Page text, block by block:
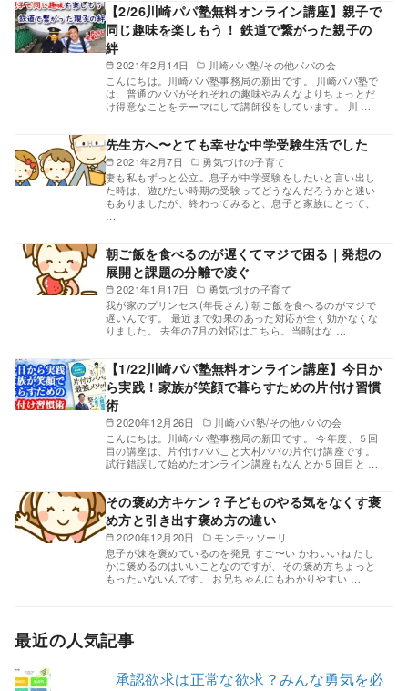
2021年2月14日 川崎パパ塾/その他パパの会
【2/26川崎パパ塾無料オンライン講座】親子で
同じ趣味を楽しもう！ 鉄道で繋がった親子の
絆
こんにちは。川崎パパ塾事務局の新田です。 川崎パパ塾で
は、普通のパパがそれぞれの趣味やみんなよりちょっとだ
け得意なことをテーマにして講師役をしています。 川 …
2021年2月7日 勇気づけの子育て
先生方へ〜とても幸せな中学受験生活でした
妻も私もずっと公立。息子が中学受験をしたいと言い出し
た時は、遊びたい時期の受験ってどうなんだろうかと迷い
もありましたが、終わってみると、息子と家族にとって、
…
2021年1月17日 勇気づけの子育て
朝ご飯を食べるのが遅くてマジで困る｜発想の
展開と課題の分離で凌ぐ
我が家のプリンセス(年長さん) 朝ご飯を食べるのがマジで
遅いんです。 最近まで効果のあった対応が全く効かなくな
りました。 去年の7月の対応はこちら。当時はな …
2020年12月26日 川崎パパ塾/その他パパの会
【1/22川崎パパ塾無料オンライン講座】今日か
ら実践！家族が笑顔で暮らすための片付け習慣
術
こんにちは。川崎パパ塾事務局の新田です。 今年度、５回
目の講座は、片付けパパこと大村パパの片付け講座です。
試行錯誤して始めたオンライン講座もなんとか５回目と …
2020年12月20日 モンテッソーリ
その褒め方キケン？子どものやる気をなくす褒
め方と引き出す褒め方の違い
息子が妹を褒めているのを発見 すご〜い かわいいね たし
かに褒めるのはいいことなのですが、その褒め方ちょっと
もったいないんです。 お兄ちゃんにもわかりやすい …
最近の人気記事
承認欲求は正常な欲求？みんな勇気を必